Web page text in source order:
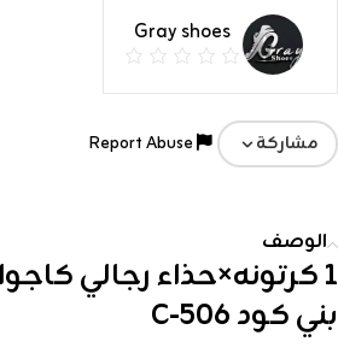
Gray shoes
مشاركة
الوصف
1 كرتونه×حذاء رجالي
بني كود C-506